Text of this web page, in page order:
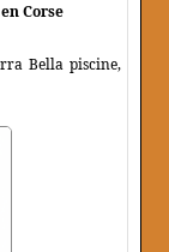
Corse
Bella piscine,